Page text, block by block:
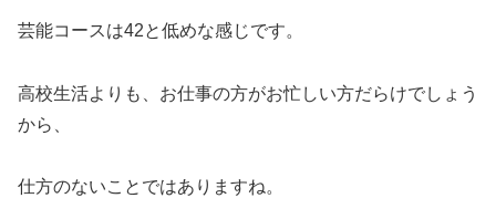
芸能コースは42と低めな感じです。
高校生活よりも、お仕事の方がお忙しい方だらけでしょう
から、
仕方のないことではありますね。